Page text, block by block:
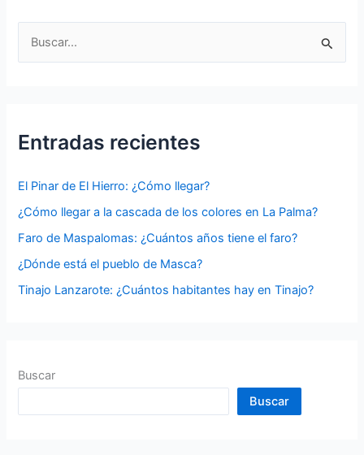
r
r
:
Entradas recientes
El Pinar de El Hierro: ¿Cómo llegar?
¿Cómo llegar a la cascada de los colores en La Palma?
Faro de Maspalomas: ¿Cuántos años tiene el faro?
¿Dónde está el pueblo de Masca?
Tinajo Lanzarote: ¿Cuántos habitantes hay en Tinajo?
Buscar
Buscar